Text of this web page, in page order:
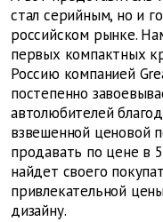
стал серийным, но и
российском рынке.
первых компактных
Россию компанией
постепенно
автолюбителей
взвешенной ценовой
продавать по цене в
найдет своего
привлекательной
дизайну.